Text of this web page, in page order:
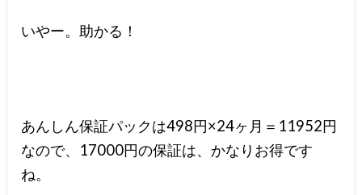
いやー。助かる！
あんしん保証パックは498円×24ヶ月＝11952円
なので、17000円の保証は、かなりお得です
ね。